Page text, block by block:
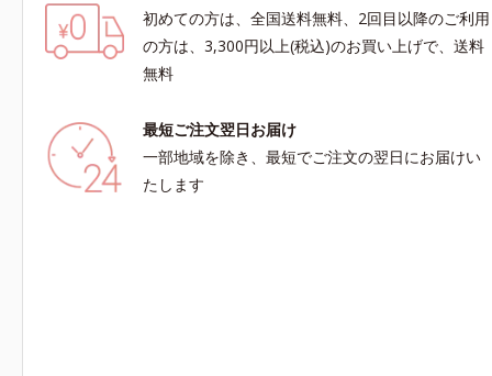
初めての方は、全国送料無料、2回目以降のご利用
の方は、3,300円以上(税込)のお買い上げで、送料
無料
最短ご注文翌日お届け
一部地域を除き、最短でご注文の翌日にお届けい
たします